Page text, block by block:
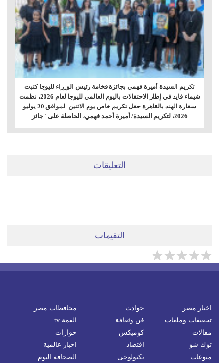
تكريم السيدة أميرة فهمي بجائزة فخامة رئيس الوزراء لليوجا كتبت
شيماء فايد في إطار الاحتفالات باليوم العالمي لليوجا لعام 2026، نظمت
سفارة الهند بالقاهرة حفل تكريم خاص يوم الاثنين الموافق 20 يوليو
2026، لتكريم السيدة/ أميرة أحمد فهمي، الحاصلة على "جائز
التعليقات
التقيمات
اخبار مصر حوادث
محافظات مصر
تحقيقات وملفات
فن وثقافة
القمة tv
مقالات
كوميكس
حوارات
توك شو
اقتصاد
اخبار عالمية
منوعات
تكنولوجى الصحافة اليوم